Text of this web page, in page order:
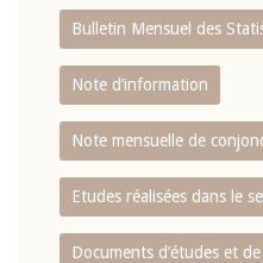
Bulletin Mensuel des
Note d’information
Note mensuelle de
Etudes réalisées dans le
Documents d’études et